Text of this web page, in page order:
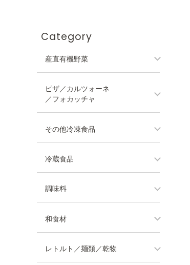
Category
産直有機野菜
ピザ／カルツォーネ
／フォカッチャ
その他冷凍食品
冷蔵食品
調味料
和食材
レトルト／麺類／乾物